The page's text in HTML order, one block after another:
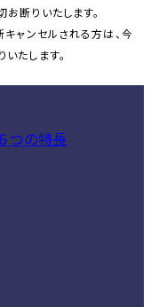
断りいたします。
キャンセルされる方は、今
たします。
つの特長